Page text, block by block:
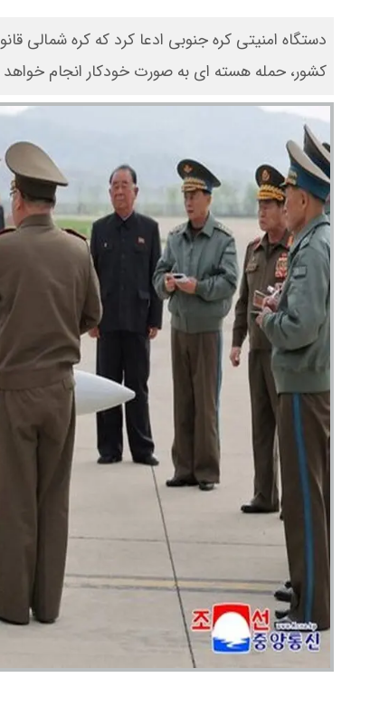
دستگاه امنیتی کره جنوبی ادعا کرد که کره شمالی
کشور، حمله هسته ای به صورت خودکار انجام